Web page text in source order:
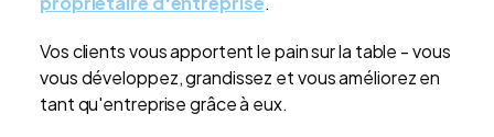
Vos clients vous apportent le pain sur la table - vous
vous développez, grandissez et vous améliorez en
tant qu'entreprise grâce à eux.